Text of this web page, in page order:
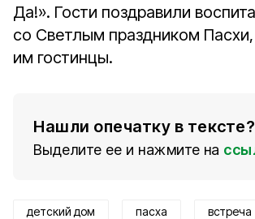
Да!». Гости поздравили
со Светлым праздником Пасхи,
им гостинцы.
Нашли опечатку в тексте?
Выделите ее и нажмите на
детский дом пасха встреча